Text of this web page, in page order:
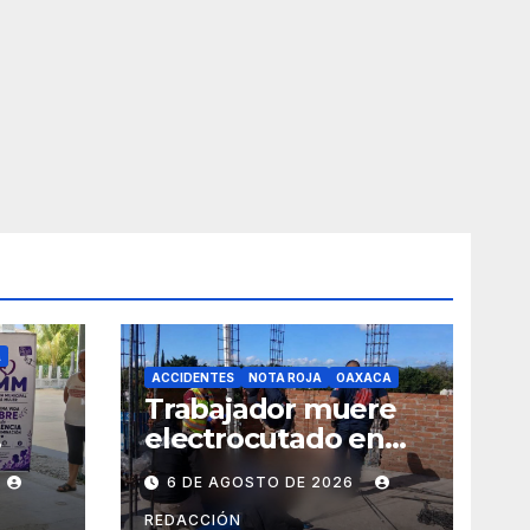
ACCIDENTES NOTA ROJA OAXACA
Trabajador muere
electrocutado en
obra de Soledad
Etla; dos jóvenes
6 DE AGOSTO DE 2026
REDACCIÓN